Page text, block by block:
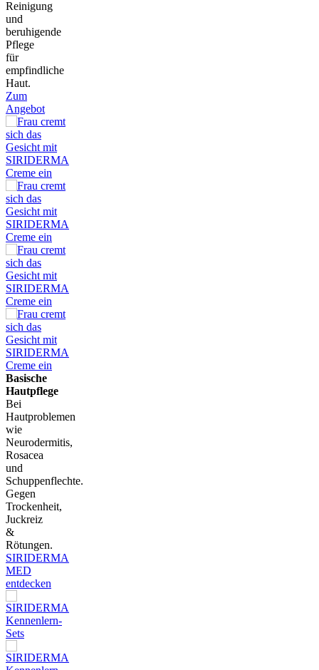
Reinigung
und
beruhigende
Pflege
für
empfindliche
Haut.
Zum
Angebot
Basische
Hautpflege
Bei
Hautproblemen
wie
Neurodermitis,
Rosacea
und
Schuppenflechte.
Gegen
Trockenheit,
Juckreiz
&
Rötungen.
SIRIDERMA
MED
entdecken